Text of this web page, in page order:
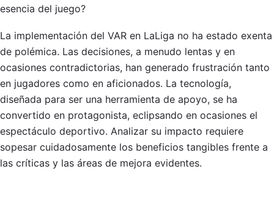
esencia del juego?
La implementación del VAR en LaLiga no ha estado exenta
de polémica. Las decisiones, a menudo lentas y en
ocasiones contradictorias, han generado frustración tanto
en jugadores como en aficionados. La tecnología,
diseñada para ser una herramienta de apoyo, se ha
convertido en protagonista, eclipsando en ocasiones el
espectáculo deportivo. Analizar su impacto requiere
sopesar cuidadosamente los beneficios tangibles frente a
las críticas y las áreas de mejora evidentes.